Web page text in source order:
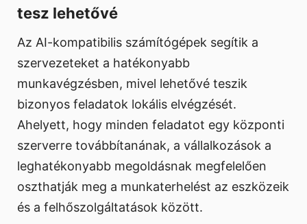
tesz lehetővé
Az AI-kompatibilis számítógépek segítik a
szervezeteket a hatékonyabb
munkavégzésben, mivel lehetővé teszik
bizonyos feladatok lokális elvégzését.
Ahelyett, hogy minden feladatot egy központi
szerverre továbbítanának, a vállalkozások a
leghatékonyabb megoldásnak megfelelően
oszthatják meg a munkaterhelést az eszközeik
és a felhőszolgáltatások között.